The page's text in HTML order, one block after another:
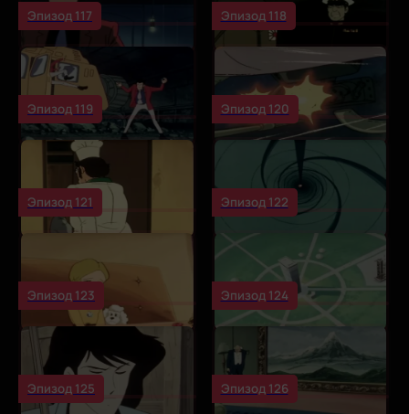
Эпизод 117 Эпизод 118
Эпизод 119 Эпизод 120
Эпизод 121 Эпизод 122
Эпизод 123 Эпизод 124
Эпизод 125 Эпизод 126